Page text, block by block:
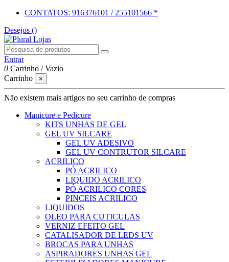
CONTATOS: 916376101 / 255101566 *
Desejos ()
Entrar
0 Carrinho /Vazio
Carrinho
×
Não existem mais artigos no seu carrinho de compras
Manicure e Pedicure
KITS UNHAS DE GEL
GEL UV SILCARE
GEL UV ADESIVO
GEL UV CONTRUTOR SILCARE
ACRILICO
PÓ ACRILICO
LIQUIDO ACRILICO
PÓ ACRILICO CORES
PINCEIS ACRILICO
LIQUIDOS
OLEO PARA CUTICULAS
VERNIZ EFEITO GEL
CATALISADOR DE LEDS UV
BROCAS PARA UNHAS
ASPIRADORES UNHAS GEL